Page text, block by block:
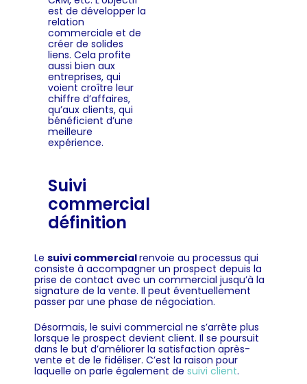
est de développer la
relation
commerciale et de
créer de solides
liens. Cela profite
aussi bien aux
entreprises, qui
voient croître leur
chiffre d’affaires,
qu’aux clients, qui
bénéficient d’une
meilleure
expérience.
Suivi
commercial
définition
Le suivi commercialrenvoie au processus qui
consiste à accompagner un prospect depuis la
prise de contact avec un commercial jusqu’à la
signature de la vente. Il peut éventuellement
passer par une phase de négociation.
Désormais, le suivi commercial ne s’arrête plus
lorsque le prospect devient client. Il se poursuit
dans le but d’améliorer la satisfaction après-
vente et de le fidéliser. C’est la raison pour
laquelle on parle également de suivi client.